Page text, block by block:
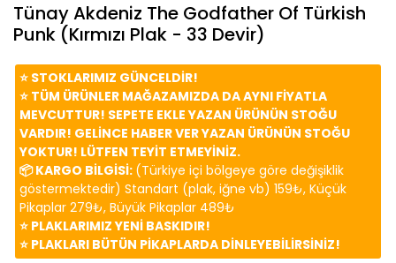
Tünay Akdeniz The Godfather Of Türkish
Punk (Kırmızı Plak - 33 Devir)
⭐️ STOKLARIMIZ GÜNCELDİR!
⭐️ TÜM ÜRÜNLER MAĞAZAMIZDA DA AYNI FİYATLA
MEVCUTTUR! SEPETE EKLE YAZAN ÜRÜNÜN STOĞU
VARDIR! GELİNCE HABER VER YAZAN ÜRÜNÜN STOĞU
YOKTUR! LÜTFEN TEYİT ETMEYİNİZ.
📦 KARGO BİLGİSİ: (Türkiye içi bölgeye göre değişiklik
göstermektedir) Standart (plak, iğne vb) 159₺, Küçük
Pikaplar 279₺, Büyük Pikaplar 489₺
⭐️ PLAKLARIMIZ YENİ BASKIDIR!
⭐️ PLAKLARI BÜTÜN PİKAPLARDA DİNLEYEBİLİRSİNİZ!